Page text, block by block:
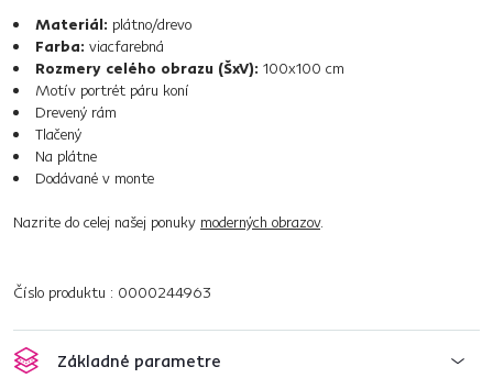
Materiál: plátno/drevo
Farba: viacfarebná
Rozmery celého obrazu (ŠxV): 100x100 cm
Motív portrét páru koní
Drevený rám
Tlačený
Na plátne
Dodávané v monte
Nazrite do celej našej ponuky moderných obrazov.
Číslo produktu : 0000244963
Základné parametre